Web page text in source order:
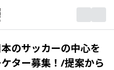
のサッカーの中心を
ター募集！/提案から